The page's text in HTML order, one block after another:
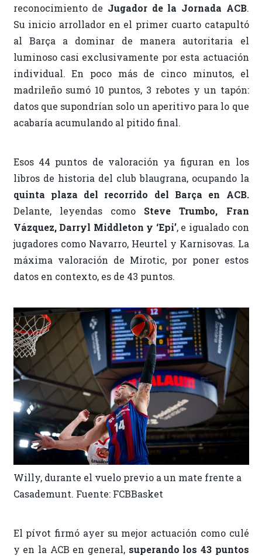
reconocimiento de Jugador de la Jornada ACB.
Su inicio arrollador en el primer cuarto catapultó
al Barça a dominar de manera autoritaria el
luminoso casi exclusivamente por esta actuación
individual. En poco más de cinco minutos, el
madrileño sumó 10 puntos, 3 rebotes y un tapón:
datos que supondrían solo un aperitivo para lo que
acabaría acumulando al pitido final.
Esos 44 puntos de valoración ya figuran en los
libros de historia del club blaugrana, ocupando la
quinta plaza del recorrido del Barça en ACB.
Delante, leyendas como Steve Trumbo, Fran
Vázquez, Darryl Middleton y ‘Epi’, e igualado con
jugadores como Navarro, Heurtel y Karnisovas. La
máxima valoración de Mirotic, por poner estos
datos en contexto, es de 43 puntos.
Willy, durante el vuelo previo a un mate frente a
Casademunt. Fuente: FCBBasket
El pívot firmó ayer su mejor actuación como culé
y en la ACB en general, superando los 43 puntos